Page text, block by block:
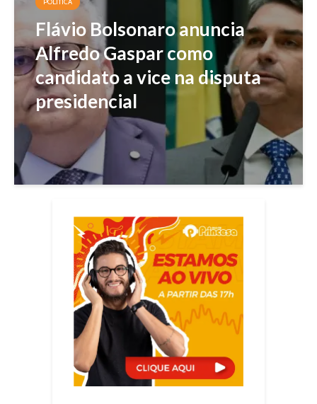
POLÍTICA
Flávio Bolsonaro anuncia
Alfredo Gaspar como
candidato a vice na disputa
presidencial